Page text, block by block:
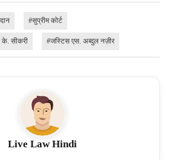
#सुप्रीम कोर्ट
के. सीकरी #जस्टिस एस. अब्दुल नज़ीर
Live Law Hindi